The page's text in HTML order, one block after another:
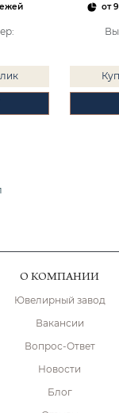
:
от
О КОМПАНИИ
Ювелирный завод
Вакансии
Вопрос-Ответ
Новости
Блог